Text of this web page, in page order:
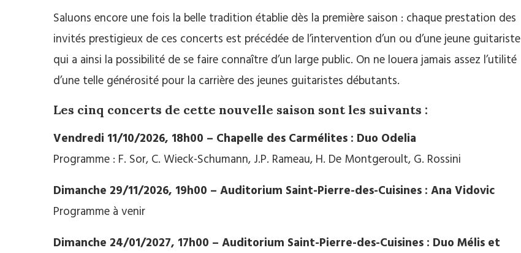
Saluons encore une fois la belle tradition établie dès la première saison : chaque prestation des
invités prestigieux de ces concerts est précédée de l’intervention d’un ou d’une jeune guitariste
qui a ainsi la possibilité de se faire connaître d’un large public. On ne louera jamais assez l’utilité
d’une telle générosité pour la carrière des jeunes guitaristes débutants.
Les cinq concerts de cette nouvelle saison sont les suivants :
Vendredi 11/10/2026, 18h00 – Chapelle des Carmélites : Duo Odelia
Programme : F. Sor, C. Wieck-Schumann, J.P. Rameau, H. De Montgeroult, G. Rossini
Dimanche 29/11/2026, 19h00 – Auditorium Saint-Pierre-des-Cuisines : Ana Vidovic
Programme à venir
Dimanche 24/01/2027, 17h00 – Auditorium Saint-Pierre-des-Cuisines : Duo Mélis et